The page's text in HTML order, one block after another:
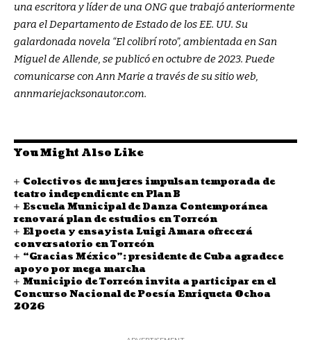
una escritora y líder de una ONG que trabajó anteriormente
para el Departamento de Estado de los EE. UU. Su
galardonada novela “El colibrí roto”, ambientada en San
Miguel de Allende, se publicó en octubre de 2023. Puede
comunicarse con Ann Marie a través de su sitio web,
annmariejacksonautor.com.
You Might Also Like
Colectivos de mujeres impulsan temporada de
teatro independiente en Plan B
Escuela Municipal de Danza Contemporánea
renovará plan de estudios en Torreón
El poeta y ensayista Luigi Amara ofrecerá
conversatorio en Torreón
“Gracias México”: presidente de Cuba agradece
apoyo por mega marcha
Municipio de Torreón invita a participar en el
Concurso Nacional de Poesía Enriqueta Ochoa
2026